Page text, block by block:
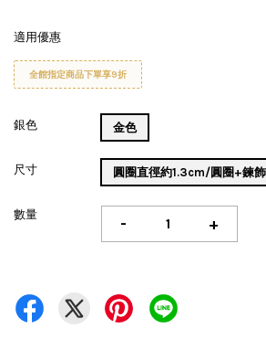
適用優惠
全館指定商品下單享9折
銀色 金色
尺寸 圓圈直徑約1.3cm/圓圈+鍊
數量 - +